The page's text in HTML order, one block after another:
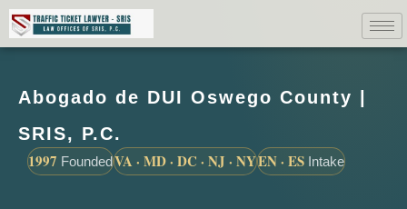
Abogado de DUI Oswego County |
SRIS, P.C.
1997 FoundedVA · MD · DC · NJ · NYEN · ES Intake